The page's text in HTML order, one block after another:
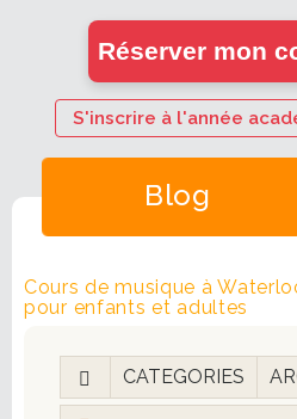
Réserver mon
S'inscrire à l'année
Blog
Cours de musique à
pour enfants et adultes
CATEGORIES